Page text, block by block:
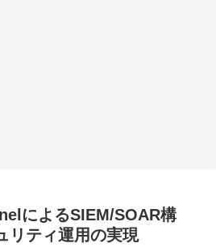
によるSIEM/SOAR構
リティ運用の実現